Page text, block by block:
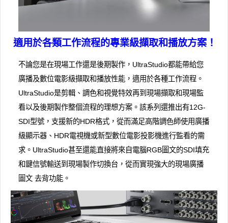
適用於各類工作流程的專業級擷取和播放方案！
不論您是在現場工作還是後期製作，UltraStudio都能帶給您
廣播及數位電影級擷取和播放性能，適用於各種工作流程。
UltraStudio是剪輯、調色和視覺特效再到現場擷取和現場監
看以及後期製作整個流程的理想方案。該系列還推出有12G-
SDI型號，支援新的HDR格式，從而滿足高階調色師使用廣播
級顯示器、HDR電視機或新型數位電影投影機進行監看的需
求。UltraStudio甚至還能直接將來自電腦RGB圖文的SDI填充
和鍵信號輸送到現場製作切換台，從而實現強大的現場廣播
圖文 去背功能。